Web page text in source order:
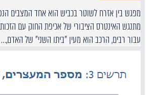
מפגש בין אזרח לשוטר בכביש הוא אחד המצבים
מתנגש האינטרס הציבורי של אכיפת החוק עם
עבור רבים, הרכב הוא מעין "ביתו השני" של האדם,…